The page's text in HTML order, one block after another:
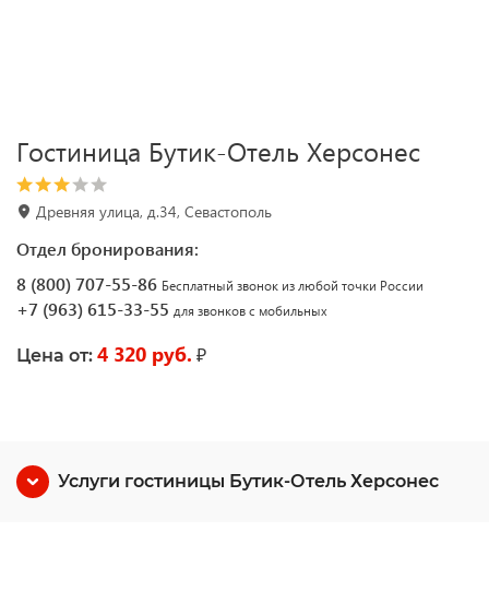
Гостиница Бутик-Отель Херсонес
Древняя улица, д.34, Севастополь
Отдел бронирования:
8 (800) 707-55-86 Бесплатный звонок из любой точки России
+7 (963) 615-33-55 для звонков с мобильных
Цена от: 4 320 руб. ₽
Услуги гостиницы Бутик-Отель Херсонес